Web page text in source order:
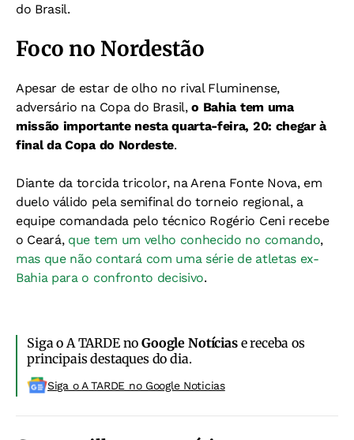
do Brasil.
Foco no Nordestão
Apesar de estar de olho no rival Fluminense,
adversário na Copa do Brasil,o Bahia tem uma
missão importante nesta quarta-feira, 20: chegar à
final da Copa do Nordeste.
Diante da torcida tricolor, na Arena Fonte Nova, em
duelo válido pela semifinal do torneio regional, a
equipe comandada pelo técnico Rogério Ceni recebe
o Ceará, que tem um velho conhecido no comando,
mas que não contará com uma série de atletas ex-
Bahia para o confronto decisivo.
Siga o A TARDE noGoogle Notíciase receba os
principais destaques do dia.
Siga o A TARDE no Google Noticias